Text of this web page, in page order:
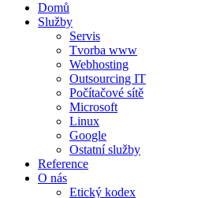
Domů
Služby
Servis
Tvorba www
Webhosting
Outsourcing IT
Počítačové sítě
Microsoft
Linux
Google
Ostatní služby
Reference
O nás
Etický kodex